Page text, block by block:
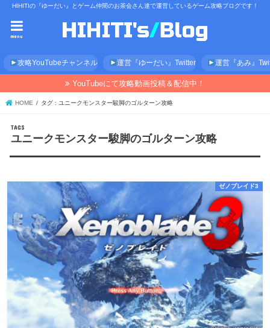
HIHITIの『ゆーだい』とゲーム仲間のお茶会さん達で運営しているゲーム攻略ブログです！
menu
攻略YouTubeチャンネル 運営『ゆーだい』Twitter 運営『あみ』
YouTubeにて攻略動画投稿＆配信中！
HOME タグ : ユニークモンスター駿脚のゴルターン攻略
ユニークモンスター駿脚のゴルターン攻略
ゼノブレイド3